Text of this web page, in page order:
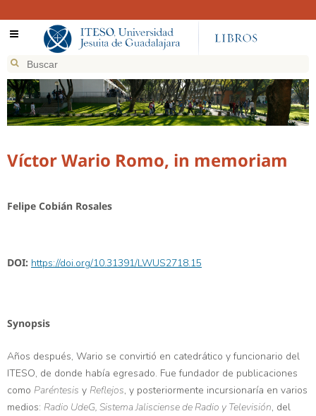
Víctor Wario Romo, in memoriam
Felipe Cobián Rosales
DOI: https://doi.org/10.31391/LWUS2718.15
Synopsis
Años después, Wario se convirtió en catedrático y funcionario del
ITESO, de donde había egresado. Fue fundador de publicaciones
como Paréntesis y Reflejos, y posteriormente incursionaría en varios
medios: Radio UdeG, Sistema Jalisciense de Radio y Televisión, del